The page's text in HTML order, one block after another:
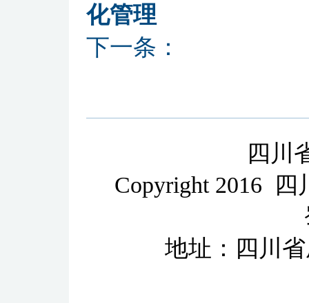
化管理
下一条：
四川
Copyright 2016 四
地址：四川省